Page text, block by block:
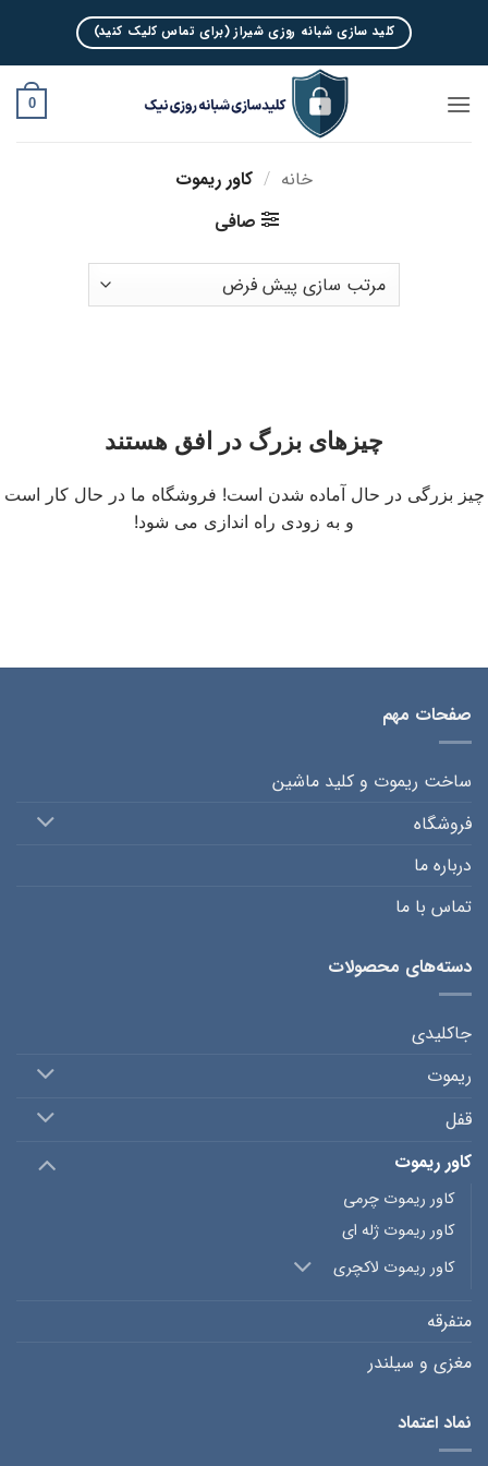
content
کلید سازی شبانه روزی شیراز (برای تماس کلیک کنید)
0
خانه / کاور ریموت
صافی
چیزهای بزرگ در افق هستند
چیز بزرگی در حال آماده شدن است! فروشگاه ما در حال کار است
و به زودی راه اندازی می شود!
صفحات مهم
ساخت ریموت و کلید ماشین
فروشگاه
درباره ما
تماس با ما
دسته‌های محصولات
جاکلیدی
ریموت
قفل
کاور ریموت
کاور ریموت چرمی
کاور ریموت ژله ای
کاور ریموت لاکچری
متفرقه
مغزی و سیلندر
نماد اعتماد